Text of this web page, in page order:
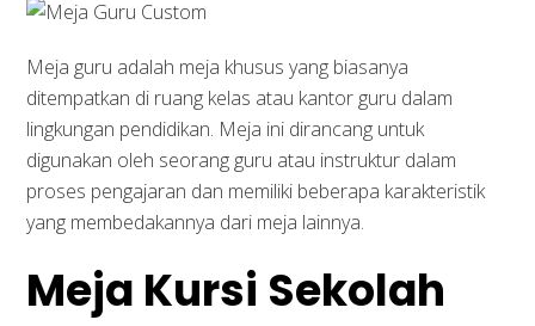
Meja guru adalah meja khusus yang biasanya
ditempatkan di ruang kelas atau kantor guru dalam
lingkungan pendidikan. Meja ini dirancang untuk
digunakan oleh seorang guru atau instruktur dalam
proses pengajaran dan memiliki beberapa karakteristik
yang membedakannya dari meja lainnya.
Meja Kursi Sekolah